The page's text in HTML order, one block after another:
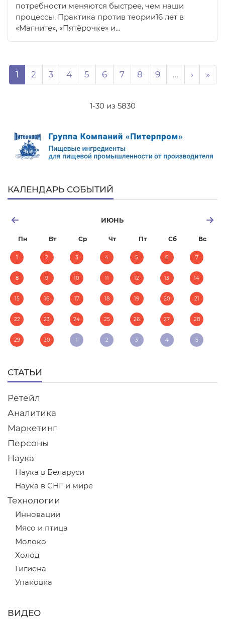
потребности меняются быстрее, чем наши
процессы. Практика против теории16 лет в
«Магните», «Пятёрочке» и…
Page
1 Page
2 Page
3 Page
4 Page
5 Page
6 Page
7 Page
8 Page
9 … › »
1-30 из 5830
КАЛЕНДАРЬ СОБЫТИЙ
ИЮНЬ
Пн Вт Ср Чт Пт Сб Вс
1 2 3 4 5 6 7
8 9 10 11 12 13 14
15 16 17 18 19 20 21
22 23 24 25 26 27 28
29 30 1 2 3 4 5
СТАТЬИ
Ретейл
Аналитика
Маркетинг
Персоны
Наука
Наука в Беларуси
Наука в СНГ и мире
Технологии
Инновации
Мясо и птица
Молоко
Холод
Гигиена
Упаковка
ВИДЕО